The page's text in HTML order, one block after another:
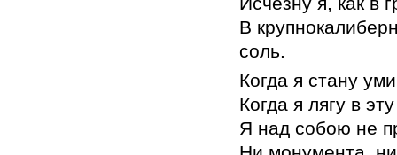
В
соль.
Когда я стану
Когда я лягу в
Я над собою не